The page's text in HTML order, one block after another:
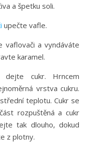
a špetku soli.
upečte vafle.
a vyndáváte
karamel.
dejte cukr. Hrncem
vrstva cukru.
teplotu. Cukr se
rozpuštěná a cukr
tak dlouho, dokud
z plotny.